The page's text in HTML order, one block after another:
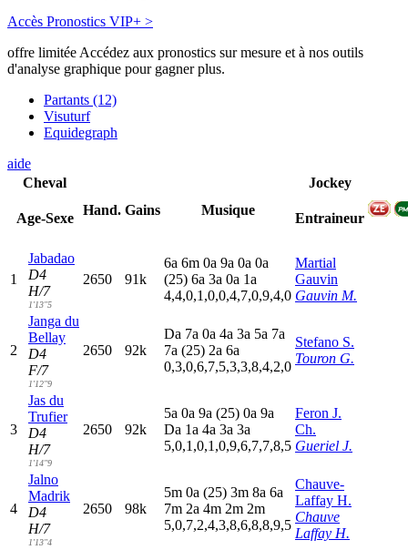
Accès Pronostics VIP+ >
offre limitée Accédez aux pronostics sur mesure et à nos outils
d'analyse graphique pour gagner plus.
Partants (12)
Visuturf
Equidegraph
aide
Cheval
Age-Sexe
Hand. Gains Musique
Jockey
Entraineur
1
Jabadao
D4
H/7
1'13"5
2650 91k
6a 6m 0a 9a 0a 0a
(25) 6a 3a 0a 1a
4,4,0,1,0,0,4,7,0,9,4,0
Martial
Gauvin
Gauvin M.
2
Janga du
Bellay
D4
F/7
1'12"9
2650 92k
Da 7a 0a 4a 3a 5a 7a
7a (25) 2a 6a
0,3,0,6,7,5,3,3,8,4,2,0
Stefano S.
Touron G.
3
Jas du
Trufier
D4
H/7
1'14"9
2650 92k
5a 0a 9a (25) 0a 9a
Da 1a 4a 3a 3a
5,0,1,0,1,0,9,6,7,7,8,5
Feron J.
Ch.
Gueriel J.
4
Jalno
Madrik
D4
H/7
1'13"4
2650 98k
5m 0a (25) 3m 8a 6a
7m 2a 4m 2m 2m
5,0,7,2,4,3,8,6,8,8,9,5
Chauve-
Laffay H.
Chauve
Laffay H.